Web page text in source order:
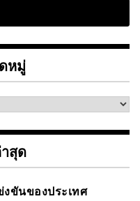
หมู่
สุด
ขันของประเทศ